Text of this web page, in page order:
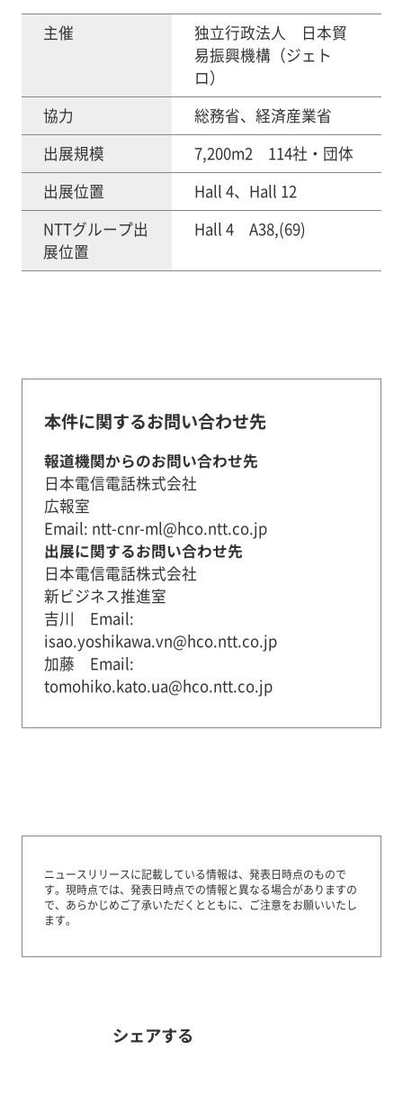
主催
独立行政法人 日本貿
易振興機構（ジェト
ロ）
協力
総務省、経済産業省
出展規模
7,200m2 114社・団体
出展位置
Hall 4、Hall 12
NTTグループ出
展位置
Hall 4 A38,(69)
本件に関するお問い合わせ先
報道機関からのお問い合わせ先
日本電信電話株式会社
広報室
Email: ntt-cnr-ml@hco.ntt.co.jp
出展に関するお問い合わせ先
日本電信電話株式会社
新ビジネス推進室
吉川 Email:
isao.yoshikawa.vn@hco.ntt.co.jp
加藤 Email:
tomohiko.kato.ua@hco.ntt.co.jp
ニュースリリースに記載している情報は、発表日時点のもので
す。 現時点では、発表日時点での情報と異なる場合がありますの
で、あらかじめご了承いただくとともに、ご注意をお願いいたし
ます。
シェアする